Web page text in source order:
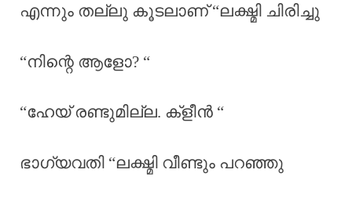
എന്നും തല്ലു കൂടലാണ് “ലക്ഷ്മി ചിരിച്ചു
“നിന്റെ ആളോ? “
“ഹേയ് രണ്ടുമില്ല. ക്‌ളീൻ “
ഭാഗ്യവതി “ലക്ഷ്മി വീണ്ടും പറഞ്ഞു